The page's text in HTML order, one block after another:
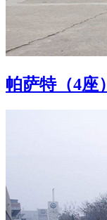
帕萨特（4座）